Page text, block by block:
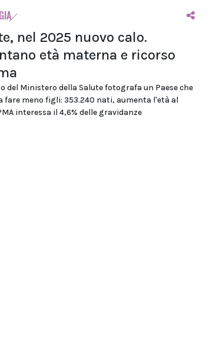
nel 2025 nuovo calo.
età materna e ricorso
del Ministero della Salute fotografa un Paese che
fare meno figli: 353.240 nati, aumenta l'età al
interessa il 4,6% delle gravidanze